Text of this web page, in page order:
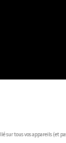
sur tous vos appareils (et